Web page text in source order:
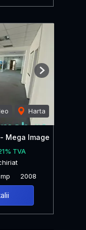
Harta
Next
Mega Image
TVA
2008